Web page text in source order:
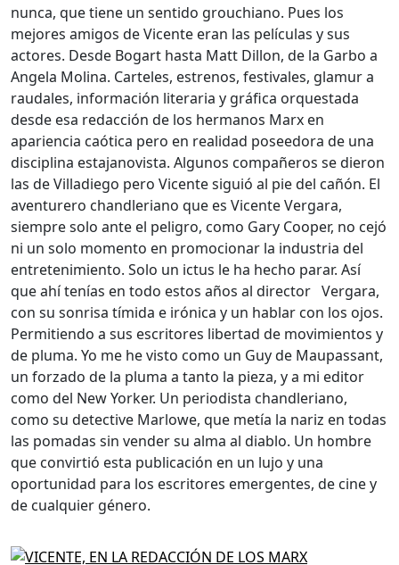
nunca, que tiene un sentido grouchiano. Pues los
mejores amigos de Vicente eran las películas y sus
actores. Desde Bogart hasta Matt Dillon, de la Garbo a
Angela Molina. Carteles, estrenos, festivales, glamur a
raudales, información literaria y gráfica orquestada
desde esa redacción de los hermanos Marx en
apariencia caótica pero en realidad poseedora de una
disciplina estajanovista. Algunos compañeros se dieron
las de Villadiego pero Vicente siguió al pie del cañón. El
aventurero chandleriano que es Vicente Vergara,
siempre solo ante el peligro, como Gary Cooper, no cejó
ni un solo momento en promocionar la industria del
entretenimiento. Solo un ictus le ha hecho parar. Así
que ahí tenías en todo estos años al director Vergara,
con su sonrisa tímida e irónica y un hablar con los ojos.
Permitiendo a sus escritores libertad de movimientos y
de pluma. Yo me he visto como un Guy de Maupassant,
un forzado de la pluma a tanto la pieza, y a mi editor
como del New Yorker. Un periodista chandleriano,
como su detective Marlowe, que metía la nariz en todas
las pomadas sin vender su alma al diablo. Un hombre
que convirtió esta publicación en un lujo y una
oportunidad para los escritores emergentes, de cine y
de cualquier género.